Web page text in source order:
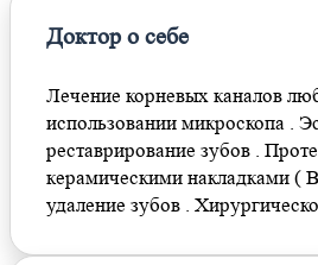
Доктор о себе
Лечение корневых каналов
использовании микроскопа .
реставрирование зубов .
керамическими накладками (
удаление зубов .